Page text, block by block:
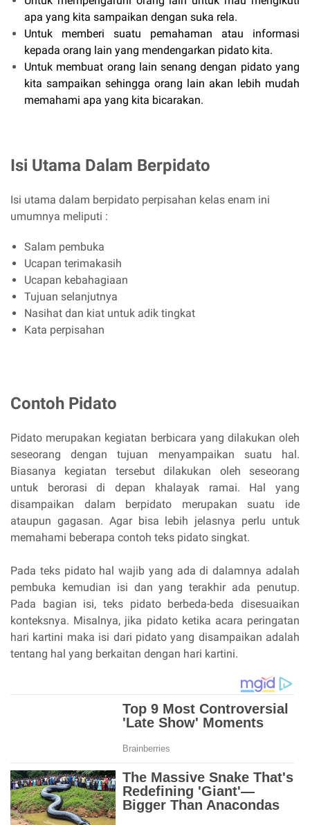
apa yang kita sampaikan dengan suka rela.
Untuk memberi suatu pemahaman atau informasi
kepada orang lain yang mendengarkan pidato kita.
Untuk membuat orang lain senang dengan pidato yang
kita sampaikan sehingga orang lain akan lebih mudah
memahami apa yang kita bicarakan.
Isi Utama Dalam Berpidato
Isi utama dalam berpidato perpisahan kelas enam ini
umumnya meliputi :
Salam pembuka
Ucapan terimakasih
Ucapan kebahagiaan
Tujuan selanjutnya
Nasihat dan kiat untuk adik tingkat
Kata perpisahan
Contoh Pidato
Pidato merupakan kegiatan berbicara yang dilakukan oleh
seseorang dengan tujuan menyampaikan suatu hal.
Biasanya kegiatan tersebut dilakukan oleh seseorang
untuk berorasi di depan khalayak ramai. Hal yang
disampaikan dalam berpidato merupakan suatu ide
ataupun gagasan. Agar bisa lebih jelasnya perlu untuk
memahami beberapa contoh teks pidato singkat.
Pada teks pidato hal wajib yang ada di dalamnya adalah
pembuka kemudian isi dan yang terakhir ada penutup.
Pada bagian isi, teks pidato berbeda-beda disesuaikan
konteksnya. Misalnya, jika pidato ketika acara peringatan
hari kartini maka isi dari pidato yang disampaikan adalah
tentang hal yang berkaitan dengan hari kartini.